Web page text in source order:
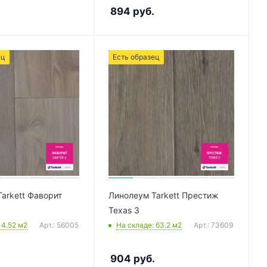
894 руб.
Фаворит
4.52 м2 Арт.: 56005
Есть образец
Линолеум Tarkett Престиж
Texas 3
На складе: 63.2 м2 Арт.: 73609
904 руб.